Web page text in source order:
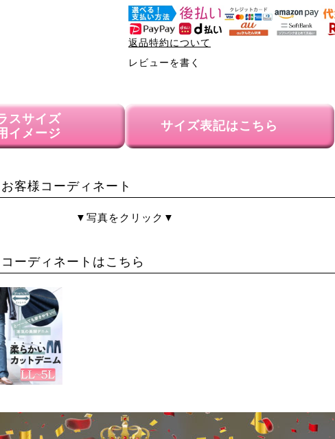
返品特約について
レビューを書く
スサイズ
イメージ
サイズ表記はこちら
客様コーディネート
▼写真をクリック▼
ーディネートはこちら